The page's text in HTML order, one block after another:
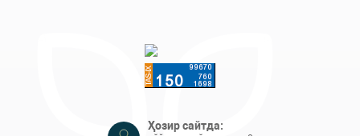
Ҳозир сайтда: